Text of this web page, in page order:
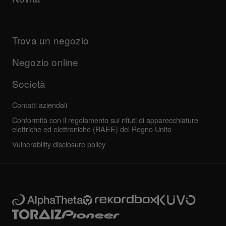
Download (Firmware, Driver, ecc.)
Domande frequenti
Forum della community
Assistenza, riparazione, garanzia
Azienda
Altro
Tutte le notizie
Trova un negozio
Negozio online
Società
Contatti aziendali
Conformità con il regolamento sui rifiuti di apparecchiature
elettriche ed elettroniche (RAEE) del Regno Unito
Vulnerability disclosure policy